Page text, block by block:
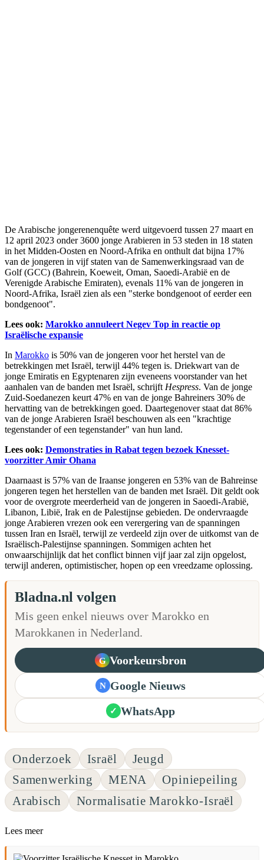
De Arabische jongerenenquête werd uitgevoerd tussen 27 maart en
12 april 2023 onder 3600 jonge Arabieren in 53 steden in 18 staten
in het Midden-Oosten en Noord-Afrika en onthult dat bijna 17%
van de jongeren in vijf staten van de Samenwerkingsraad van de
Golf (GCC) (Bahrein, Koeweit, Oman, Saoedi-Arabië en de
Verenigde Arabische Emiraten), evenals 11% van de jongeren in
Noord-Afrika, Israël zien als een "sterke bondgenoot of eerder een
bondgenoot".
Lees ook: Marokko annuleert Negev Top in reactie op
Israëlische expansie
In Marokko is 50% van de jongeren voor het herstel van de
betrekkingen met Israël, terwijl 44% tegen is. Driekwart van de
jonge Emiratis en Egyptenaren zijn eveneens voorstander van het
aanhalen van de banden met Israël, schrijft Hespress. Van de jonge
Zuid-Soedanezen keurt 47% en van de jonge Bahreiners 30% de
hervatting van de betrekkingen goed. Daartegenover staat dat 86%
van de jonge Arabieren Israël beschouwen als een "krachtige
tegenstander of een tegenstander" van hun land.
Lees ook: Demonstraties in Rabat tegen bezoek Knesset-
voorzitter Amir Ohana
Daarnaast is 57% van de Iraanse jongeren en 53% van de Bahreinse
jongeren tegen het herstellen van de banden met Israël. Dit geldt ook
voor de overgrote meerderheid van de jongeren in Saoedi-Arabië,
Libanon, Libië, Irak en de Palestijnse gebieden. De ondervraagde
jonge Arabieren vrezen ook een verergering van de spanningen
tussen Iran en Israël, terwijl ze verdeeld zijn over de uitkomst van de
Israëlisch-Palestijnse spanningen. Sommigen achten het
onwaarschijnlijk dat het conflict binnen vijf jaar zal zijn opgelost,
terwijl anderen, optimistischer, hopen op een vreedzame oplossing.
Bladna.nl volgen
Mis geen enkel nieuws over Marokko en
Marokkanen in Nederland.
G Voorkeursbron
N Google Nieuws
✓ WhatsApp
Onderzoek Israël
Jeugd
Samenwerking
MENA
Opiniepeiling
Arabisch
Normalisatie Marokko-Israël
Lees meer